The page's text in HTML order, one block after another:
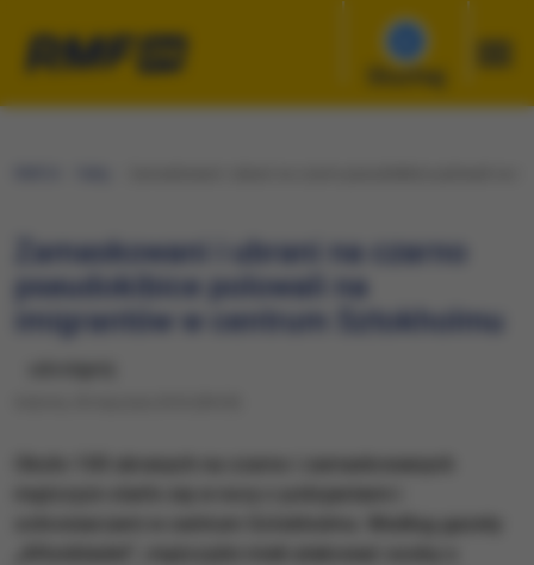
Słuchaj
Zamaskowani i ubrani na czarno
pseudokibice polowali na
imigrantów w centrum Sztokholmu